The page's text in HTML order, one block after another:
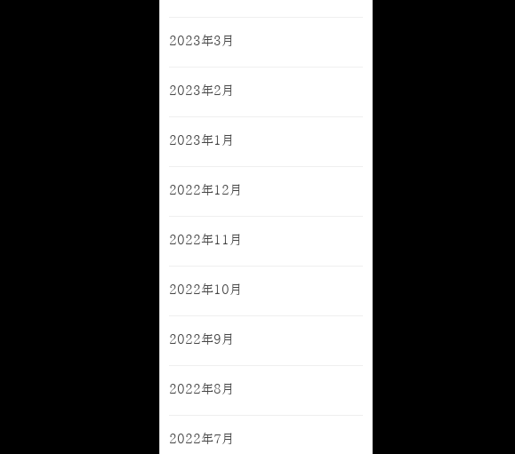
2023年3月
2023年2月
2023年1月
2022年12月
2022年11月
2022年10月
2022年9月
2022年8月
2022年7月